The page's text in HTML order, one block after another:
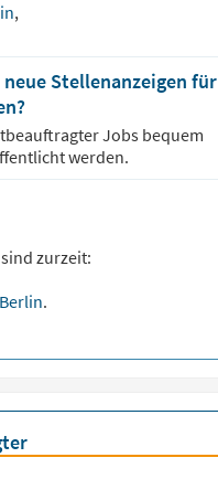
,
Stellenanzeigen für
Jobs bequem
werden.
zurzeit:
Berlin.